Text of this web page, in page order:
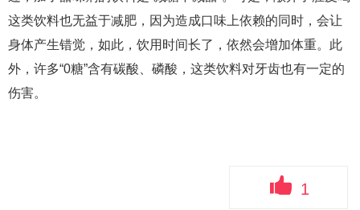
这类饮料也无益于减肥，因为造成口味上依赖的同时，会让
身体产生错觉，如此，饮用时间长了，依然会增加体重。此
外，许多“0糖”含有碳酸、磷酸，这类饮料对牙齿也有一定的
伤害。
1